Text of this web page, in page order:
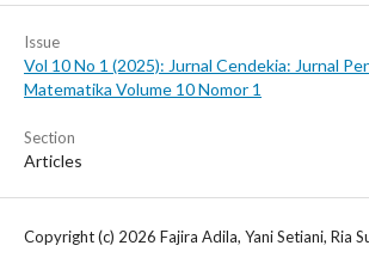
Issue
Vol 10 No 1 (2025): Jurnal Cendekia: Jurnal
Matematika Volume 10 Nomor 1
Section
Articles
Copyright (c) 2026 Fajira Adila, Yani Setiani, Ria